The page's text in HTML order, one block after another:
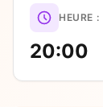
HEURE :
20:00